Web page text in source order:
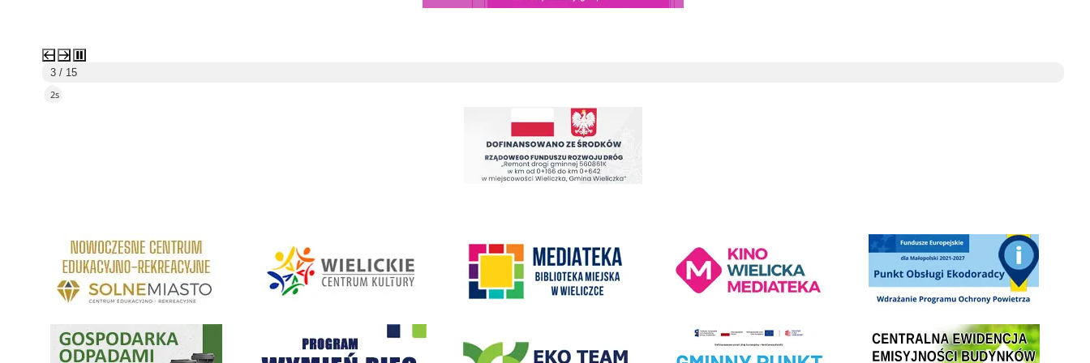
4 / 15
5s
Remont drogi gminnej 560861K ul. Juliusza Słowackiego w Wieliczce
link do strony Centrum Edukacyjno Rekreacyjne Punkt Obsługi Ekodoradcy Wieliczka
Gospodarka odpadami na terenie Miasta i Gminy WieliczkaProgram "Czyste Powietrze" - Wieliczka Realizacja Programu Czyste Powietrze w Gminie WieliczkaCentrala Ewidencja Emisyjności Budynków - złóż